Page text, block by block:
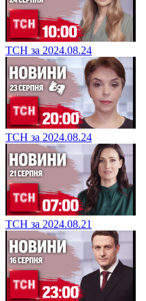
ТСН за 2024.08.24
ТСН за 2024.08.24
ТСН за 2024.08.21